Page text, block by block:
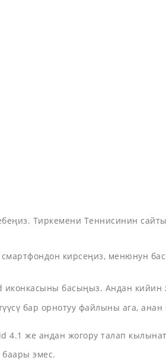
Тиркемени Теннисинин
кирсеңиз, менюнун
иконкасыны басыңыз. Андан кийин
бар орнотуу файлыны ага,
4.1 же андан жогору талап
баары эмес.